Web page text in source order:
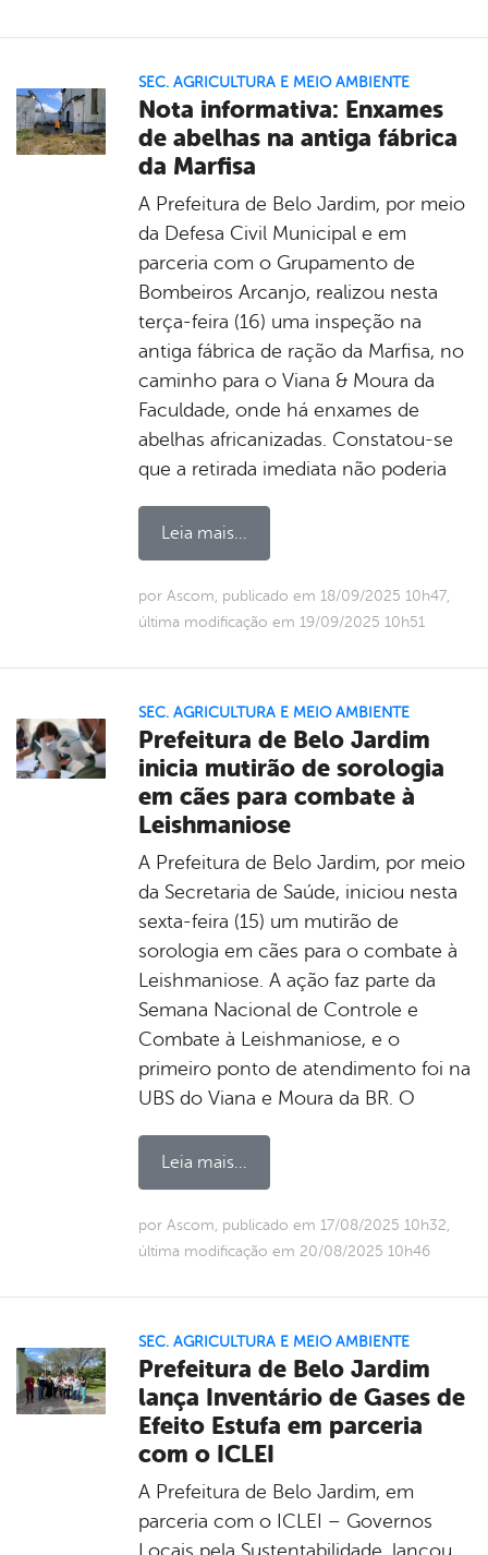
SEC. AGRICULTURA E MEIO AMBIENTE
Nota informativa: Enxames
de abelhas na antiga fábrica
da Marfisa
A Prefeitura de Belo Jardim, por meio
da Defesa Civil Municipal e em
parceria com o Grupamento de
Bombeiros Arcanjo, realizou nesta
terça-feira (16) uma inspeção na
antiga fábrica de ração da Marfisa, no
caminho para o Viana & Moura da
Faculdade, onde há enxames de
abelhas africanizadas. Constatou-se
que a retirada imediata não poderia
Leia mais...
por Ascom, publicado em 18/09/2025 10h47,
última modificação em 19/09/2025 10h51
SEC. AGRICULTURA E MEIO AMBIENTE
Prefeitura de Belo Jardim
inicia mutirão de sorologia
em cães para combate à
Leishmaniose
A Prefeitura de Belo Jardim, por meio
da Secretaria de Saúde, iniciou nesta
sexta-feira (15) um mutirão de
sorologia em cães para o combate à
Leishmaniose. A ação faz parte da
Semana Nacional de Controle e
Combate à Leishmaniose, e o
primeiro ponto de atendimento foi na
UBS do Viana e Moura da BR. O
Leia mais...
por Ascom, publicado em 17/08/2025 10h32,
última modificação em 20/08/2025 10h46
SEC. AGRICULTURA E MEIO AMBIENTE
Prefeitura de Belo Jardim
lança Inventário de Gases de
Efeito Estufa em parceria
com o ICLEI
A Prefeitura de Belo Jardim, em
parceria com o ICLEI – Governos
Locais pela Sustentabilidade, lançou